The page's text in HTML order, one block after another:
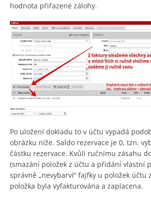
hodnota přiřazené zálohy.
Po uložení dokladu to v účtu vypadá
obrázku níže. Saldo rezervace je 0, tzn.
částku rezervace. Kvůli ručnímu zásahu
(smazání položek z účtu a přidání vlastní
správně „nevybarví“ fajfky u položek účtu
položka byla vyfakturována a zaplacena.